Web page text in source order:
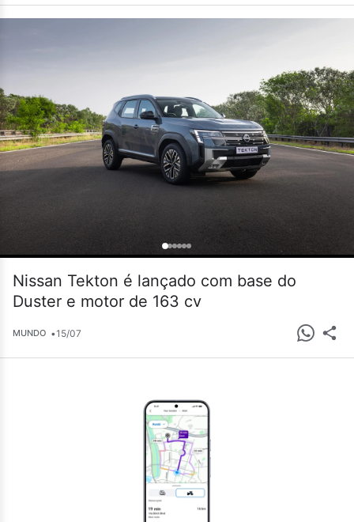
Nissan Tekton é lançado com base do
Duster e motor de 163 cv
MUNDO •15/07